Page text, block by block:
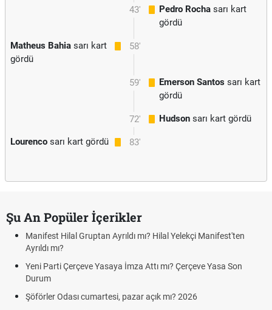
43' Pedro Rocha sarı kart
gördü
58'
Matheus Bahia sarı kart
gördü
59' Emerson Santos sarı kart
gördü
72' Hudson sarı kart gördü
83'
Lourenco sarı kart gördü
Şu An Popüler İçerikler
Manifest Hilal Gruptan Ayrıldı mı? Hilal Yelekçi Manifest'ten
Ayrıldı mı?
Yeni Parti Çerçeve Yasaya İmza Attı mı? Çerçeve Yasa Son
Durum
Şöförler Odası cumartesi, pazar açık mı? 2026